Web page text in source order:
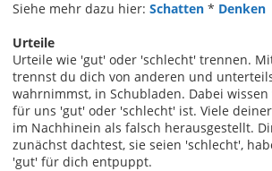
Siehe mehr dazu hier: Schatten * Denken
Urteile
Urteile wie 'gut' oder 'schlecht' trennen.
trennst du dich von anderen und
wahrnimmst, in Schubladen. Dabei
für uns 'gut' oder 'schlecht' ist. Viele
im Nachhinein als falsch herausgestellt.
zunächst dachtest, sie seien 'schlecht',
'gut' für dich entpuppt.